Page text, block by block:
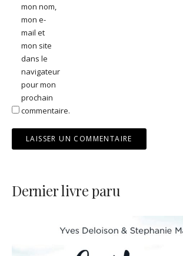
mon nom,
mon e-
mail et
mon site
dans le
navigateur
pour mon
prochain
commentaire.
Dernier livre paru